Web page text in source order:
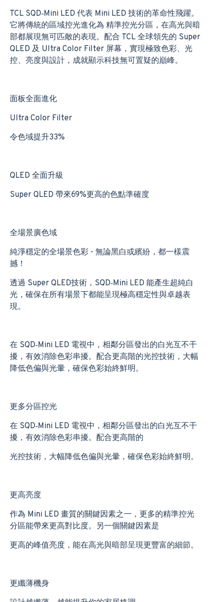
TCL SQD‑Mini LED 代表 Mini LED 技術的革命性飛躍。
它將傳統的區域控光進化為 精準控光分區，在高光與暗
部都展現無可匹敵的表現。配合 TCL 全球領先的 Super
QLED 及 Ultra Color Filter 屏幕，實現極致色彩、光
控、亮度與設計，成就顯示科技無可置疑的巔峰。
面板全面進化
Ultra Color Filter
令色域提升33%
QLED 全面升級
Super QLED 帶來69%更高的色點準確度
全場景廣色域
純淨穩定的全場景色彩 - 無論黑白或繽紛，都一樣震
撼！
透過 Super QLED技術，SQD‑Mini LED 能產生超純白
光，確保在所有場景下都能呈現極高穩定性與卓越表
現。
在 SQD‑Mini LED 電視中，相鄰分區發出的白光互不干
擾，有效消除色彩串擾。配合更高階的光控技術，大幅
降低色偏與光暈，確保色彩始終鮮明。
更多分區控光
在 SQD‑Mini LED 電視中，相鄰分區發出的白光互不干
擾，有效消除色彩串擾。配合更高階的
光控技術，大幅降低色偏與光暈，確保色彩始終鮮明。
更高亮度
作為 Mini LED 畫質的關鍵因素之一，更多的精準控光
分區能帶來更高對比度。另一個關鍵因素是
更高的峰值亮度，能在高光與暗部呈現更豐富的細節。
更纖薄機身